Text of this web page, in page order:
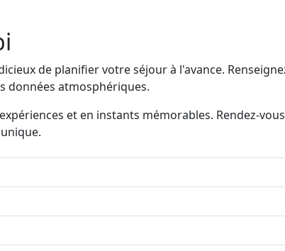
de planifier votre séjour à l'avance.
données atmosphériques.
et en instants mémorables. Rendez-